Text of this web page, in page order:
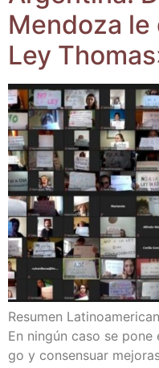
Men­do­za le
Ley
Resu­men
En nin­gún caso se
go y con­sen­suar